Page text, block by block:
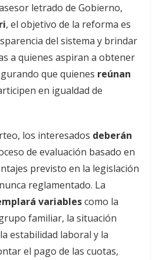
letrado de Gobierno,
, el objetivo de la reforma es
del sistema y brindar
a quienes aspiran a obtener
que quienes reúnan
en igualdad de
los interesados deberán
de evaluación basado en
previsto en la legislación
reglamentado. La
variablescomo la
familiar, la situación
estabilidad laboral y la
el pago de las cuotas,